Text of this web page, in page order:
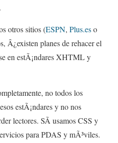
otros sitios (ESPN, Plus.eso
Â¿existen planes de rehacer el
en estÃ¡ndares XHTML y
no todos los
estÃ¡ndares y no nos
lectores. SÃ­ usamos CSS y
para PDAS y mÃ³viles.